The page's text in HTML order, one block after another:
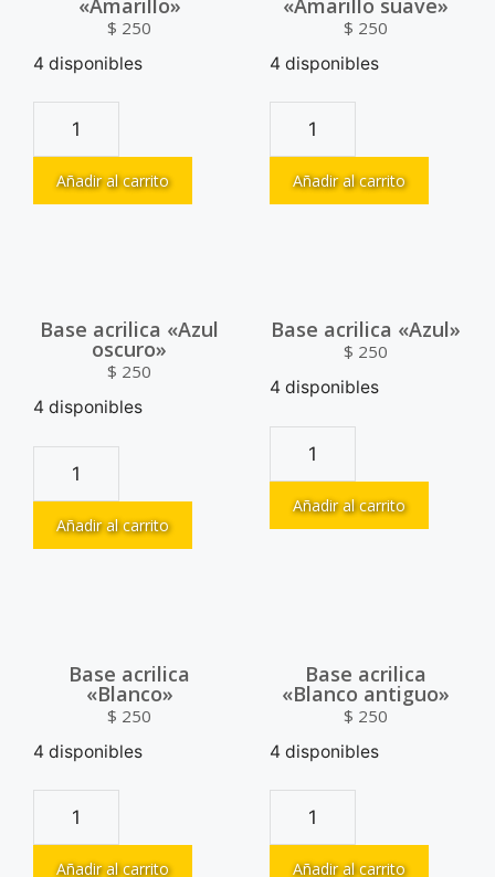
$ 250
4 disponibles
Añadir al carrito
$ 250
4 disponibles
Añadir al carrito
Base acrilica «Azul
oscuro»
$ 250
4 disponibles
Añadir al carrito
Base acrilica «Azul»
$ 250
4 disponibles
Añadir al carrito
Base acrilica
«Blanco»
$ 250
4 disponibles
Añadir al carrito
Base acrilica
«Blanco antiguo»
$ 250
4 disponibles
Añadir al carrito